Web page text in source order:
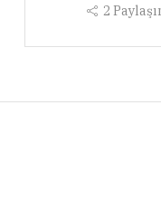
2